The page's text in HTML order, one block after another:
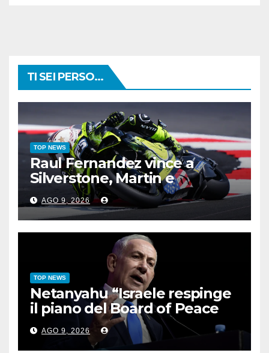
TI SEI PERSO...
TOP NEWS
Raul Fernandez vince a
Silverstone, Martin e
Bezzecchi sul podio
AGO 9, 2026
TOP NEWS
Netanyahu “Israele respinge
il piano del Board of Peace
per Gaza”
AGO 9, 2026